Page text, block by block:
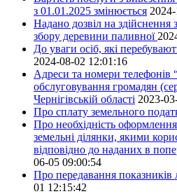
з 01.01.2025 змінюється
Надано дозвіл на здійснення
збору деревини паливної
До уваги осіб, які
2024-08-02 12:01:16
Адреси та номери телефонів
обслуговування громадян
Чернігівській області 2023-
Про сплату земельного
Про необхідність
земельні ділянки, якими
відповідно до наданих в
06-05 09:00:54
Про передавання показників
01 12:15:42